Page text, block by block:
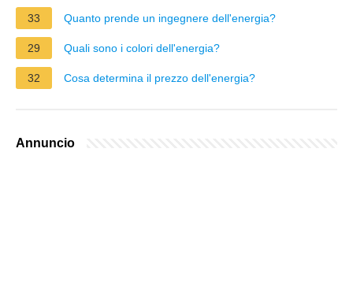
33
Quanto prende un ingegnere dell'energia?
29 Quali sono i colori dell'energia?
32 Cosa determina il prezzo dell'energia?
Annuncio